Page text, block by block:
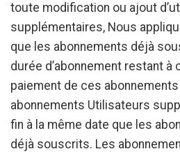
toute modification ou ajout
supplémentaires, Nous
que les abonnements déjà
durée d’abonnement restant à
paiement de ces
abonnements Utilisateurs
fin à la même date que les
déjà souscrits. Les